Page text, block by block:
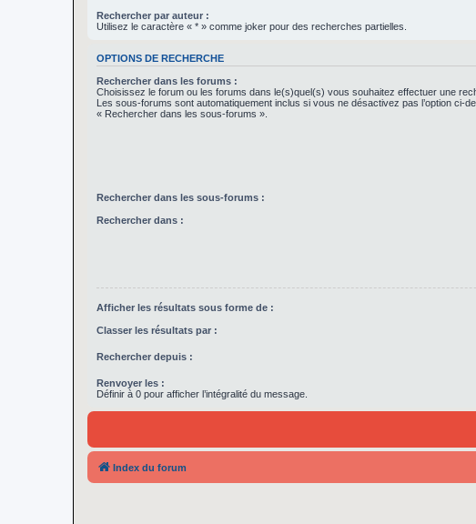
Rechercher par auteur :
Utilisez le caractère « * » comme joker pour des recherches partielles.
OPTIONS DE RECHERCHE
Rechercher dans les forums :
Choisissez le forum ou les forums dans le(s)quel(s) vous souhaitez effectuer une
Les sous-forums sont automatiquement inclus si vous ne désactivez pas l’option ci-
« Rechercher dans les sous-forums ».
Rechercher dans les sous-forums :
Rechercher dans :
Afficher les résultats sous forme de :
Classer les résultats par :
Rechercher depuis :
Renvoyer les :
Définir à 0 pour afficher l’intégralité du message.
Index du forum